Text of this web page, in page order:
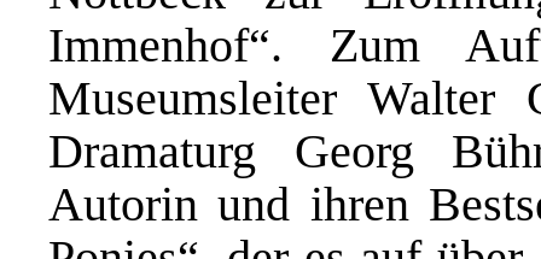
Immenhof“. Zum
Museumsleiter
Dramaturg Georg
Autorin und ihren